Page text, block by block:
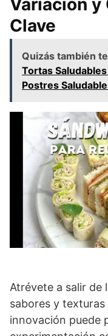
Clave
Quizás también
Tortas
Postres
Atrévete a salir de
sabores y
innovación puede